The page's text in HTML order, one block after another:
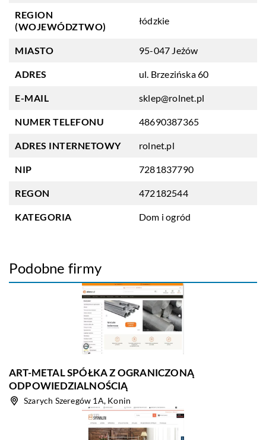
REGION
(WOJEWÓDZTWO)
łódzkie
MIASTO 95-047 Jeżów
ADRES ul. Brzezińska 60
E-MAIL sklep@rolnet.pl
NUMER TELEFONU 48690387365
ADRES INTERNETOWY rolnet.pl
NIP 7281837790
REGON 472182544
KATEGORIA Dom i ogród
Podobne firmy
ART-METAL SPÓŁKA Z OGRANICZONĄ
ODPOWIEDZIALNOŚCIĄ
Szarych Szeregów 1A, Konin